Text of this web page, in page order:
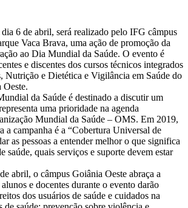
6 de abril, será realizado pelo IFG câmpus
Vaca Brava, uma ação de promoção da
ao Dia Mundial da Saúde. O evento é
e discentes dos cursos técnicos integrados
Nutrição e Dietética e Vigilância em Saúde do
da Saúde é destinado a discutir um
uma prioridade na agenda
Mundial da Saúde – OMS. Em 2019,
a campanha é a “Cobertura Universal de
as pessoas a entender melhor o que significa
saúde, quais serviços e suporte devem estar
abril, o câmpus Goiânia Oeste abraça a
e docentes durante o evento darão
dos usuários de saúde e cuidados na